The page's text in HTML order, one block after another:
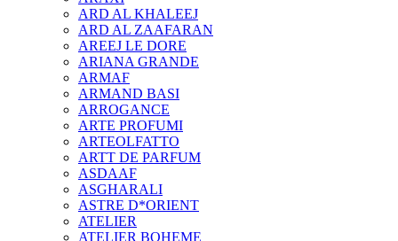
ARD AL KHALEEJ
ARD AL ZAAFARAN
AREEJ LE DORE
ARIANA GRANDE
ARMAF
ARMAND BASI
ARROGANCE
ARTE PROFUMI
ARTEOLFATTO
ARTT DE PARFUM
ASDAAF
ASGHARALI
ASTRE D*ORIENT
ATELIER
ATELIER BOHEME